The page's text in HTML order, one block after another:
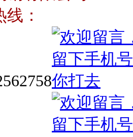
：